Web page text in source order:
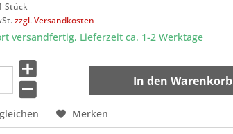
Stück
zzgl. Versandkosten
versandfertig, Lieferzeit ca. 1-2 Werktage
In den Warenkorb
Merken